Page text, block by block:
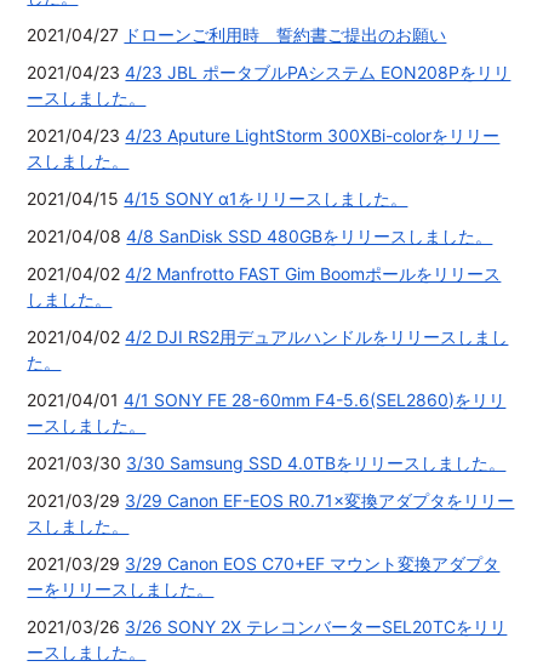
2021/04/27 ドローンご利用時 誓約書ご提出のお願い
2021/04/234/23 JBL ポータブルPAシステム EON208Pをリリ
ースしました。
2021/04/234/23 Aputure LightStorm 300XBi-colorをリリー
スしました。
2021/04/154/15 SONY α1をリリースしました。
2021/04/084/8 SanDisk SSD 480GBをリリースしました。
2021/04/024/2 Manfrotto FAST Gim Boomポールをリリース
しました。
2021/04/024/2 DJI RS2用デュアルハンドルをリリースしまし
た。
2021/04/014/1 SONY FE 28-60mm F4-5.6(SEL2860)をリリ
ースしました。
2021/03/30 3/30 Samsung SSD 4.0TBをリリースしました。
2021/03/29 3/29 Canon EF-EOS R0.71×変換アダプタをリリー
スしました。
2021/03/29 3/29 Canon EOS C70+EF マウント変換アダプタ
ーをリリースしました。
2021/03/26 3/26 SONY 2X テレコンバーターSEL20TCをリリ
ースしました。